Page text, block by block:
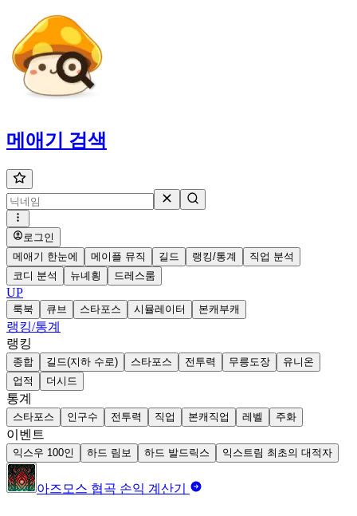
메애기 검색
로그인
메애기 한눈에
메이플 뮤직 길드 랭킹/통계
직업 분석
코디 분석
뉴녜힁 드레스룸
UP
룩북 큐브 스타포스 시뮬레이터 본캐부캐
랭킹/통계
랭킹
종합 길드(지하 수로) 스타포스 전투력 무릉도장
유니온
업적
더시드
통계
스타포스 인구수 전투력 직업 본캐직업 레벨 주화
이벤트
익스우 100인 하드 림보 하드 발드릭스 익스트림 최초의 대적자
아즈모스 협곡 손익 계산기